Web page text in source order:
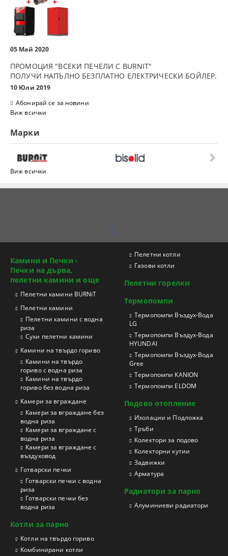
05 Май 2020
ПРОМОЦИЯ "ВСЕКИ ПЕЧЕЛИ С BURNIT"
ПОЛУЧИ НАПЪЛНО БЕЗПЛАТНО ЕЛЕКТРИЧЕСКИ БОЙЛЕР.
10 Юли 2019
Абонирай се за новини
Виж всички
Марки
Виж всички
Камини и Печки -
Печки на дърва,
пелетни камини и още
Пелетни камини BURNiT
Пелетни камини
Пелетни камини с водна
риза
Сухи пелетни камини
Камини на твърдо гориво
Камини на твърдо
гориво с водна риза
Камини на твърдо
гориво без водна риза
Камери за вграждане
Камери за вграждане без
водна риза
Камери за вграждане с
водна риза
Камери за вграждане с
въздуховод
Готварски печки
Готварски печки с водна
риза
Готварски печки без
водна риза
Котли за парно
Котли на твърдо гориво
Kомбинирани котли
Пелетни котли
Газови котли
Пелетни горелки
Термопомпи
Tермопомпи Въздух-Вода
LG
Термопомпи Въздух-Вода
HYUNDAI
Термопомпи Въздух-Вода
Gree
Термопомпи KANION
Термопомпи ELDOM
Подово отопление
Изолации и Подложка
Тръби
Колектори за подово
Колекторни кутии
Задвижки
Арматура
Радиатори за парно
Aлуминиеви радиатори